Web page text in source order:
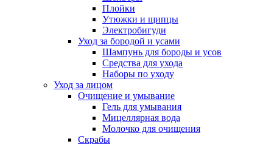
Плойки
Утюжки и щипцы
Электробигуди
Уход за бородой и усами
Шампунь для бороды и усов
Средства для ухода
Наборы по уходу
Уход за лицом
Очищение и умывание
Гель для умывания
Мицеллярная вода
Молочко для очищения
Скрабы